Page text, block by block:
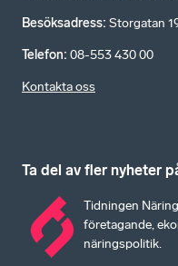
Besöksadress: Storgatan
Telefon: 08-553 430 00
Kontakta oss
Ta del av fler nyheter
Tidningen
företagande,
näringspolitik.